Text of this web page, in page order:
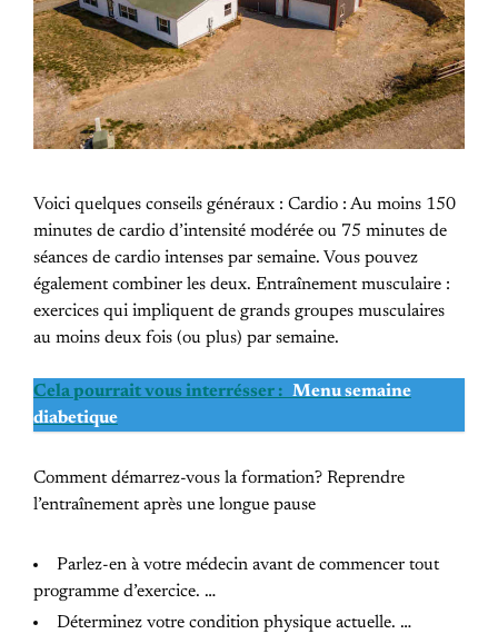
Voici quelques conseils généraux : Cardio : Au moins 150
minutes de cardio d’intensité modérée ou 75 minutes de
séances de cardio intenses par semaine. Vous pouvez
également combiner les deux. Entraînement musculaire :
exercices qui impliquent de grands groupes musculaires
au moins deux fois (ou plus) par semaine.
Cela pourrait vous interrésser : Menu semaine
diabetique
Comment démarrez-vous la formation? Reprendre
l’entraînement après une longue pause
Parlez-en à votre médecin avant de commencer tout
programme d’exercice. …
Déterminez votre condition physique actuelle. …